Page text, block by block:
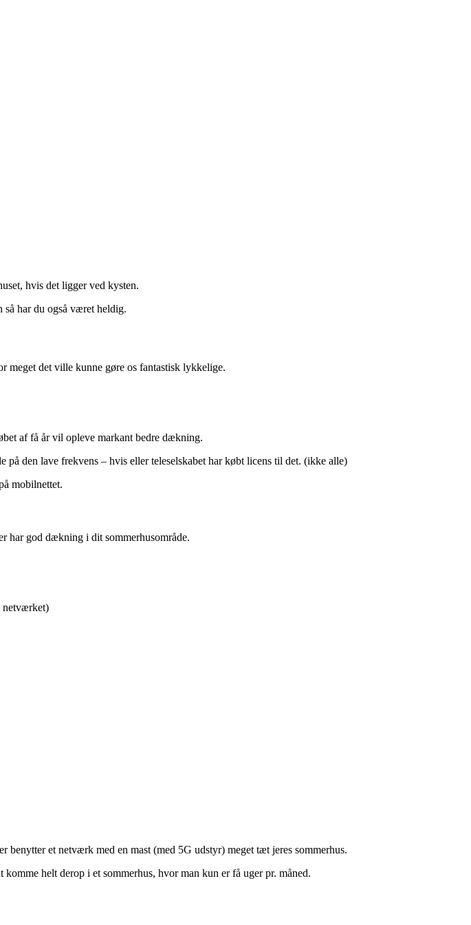
hvis det ligger ved kysten.
har du også været heldig.
meget det ville kunne gøre os fantastisk lykkelige.
af få år vil opleve markant bedre dækning.
på den lave frekvens – hvis eller teleselskabet har købt licens til det. (ikke alle)
mobilnettet.
har god dækning i dit sommerhusområde.
netværket)
et netværk med en mast (med 5G udstyr) meget tæt jeres sommerhus.
helt derop i et sommerhus, hvor man kun er få uger pr. måned.